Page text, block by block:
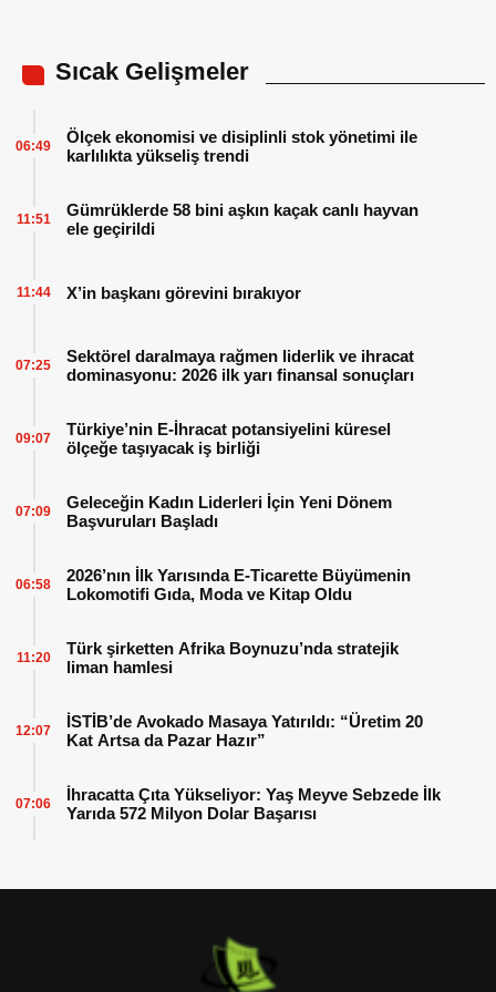
Sıcak Gelişmeler
Ölçek ekonomisi ve disiplinli stok yönetimi ile
karlılıkta yükseliş trendi
06:49
Gümrüklerde 58 bini aşkın kaçak canlı hayvan
ele geçirildi
11:51
X’in başkanı görevini bırakıyor
11:44
Sektörel daralmaya rağmen liderlik ve ihracat
dominasyonu: 2026 ilk yarı finansal sonuçları
07:25
Türkiye’nin E-İhracat potansiyelini küresel
ölçeğe taşıyacak iş birliği
09:07
Geleceğin Kadın Liderleri İçin Yeni Dönem
Başvuruları Başladı
07:09
2026’nın İlk Yarısında E-Ticarette Büyümenin
Lokomotifi Gıda, Moda ve Kitap Oldu
06:58
Türk şirketten Afrika Boynuzu’nda stratejik
liman hamlesi
11:20
İSTİB’de Avokado Masaya Yatırıldı: “Üretim 20
Kat Artsa da Pazar Hazır”
12:07
İhracatta Çıta Yükseliyor: Yaş Meyve Sebzede İlk
Yarıda 572 Milyon Dolar Başarısı
07:06